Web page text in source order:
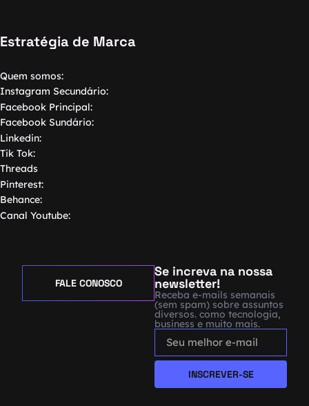
Estratégia de Marca
Quem somos:
Instagram Secundário:
Facebook Principal:
Facebook Sundário:
Linkedin:
Tik Tok:
Threads
Pinterest:
Behance:
Canal Youtube:
Se increva na nossa
newsletter!
Receba e-mails semanais
(sem spam) sobre assuntos
diversos. como tecnologia,
business e muito mais.
INSCREVER-SE
FALE CONOSCO